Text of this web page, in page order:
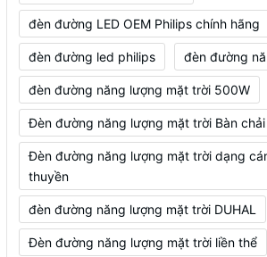
đèn đường LED OEM Philips chính hãng
đèn đường led philips đèn đường
đèn đường năng lượng mặt trời 500W
Đèn đường năng lượng mặt trời Bàn
Đèn đường năng lượng mặt trời dạng
thuyền
đèn đường năng lượng mặt trời DUHAL
Đèn đường năng lượng mặt trời liền thể